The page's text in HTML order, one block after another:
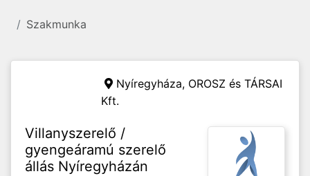
Szakmunka
Nyíregyháza, OROSZ és TÁRSAI
Kft.
Villanyszerelő /
gyengeáramú szerelő
állás Nyíregyházán